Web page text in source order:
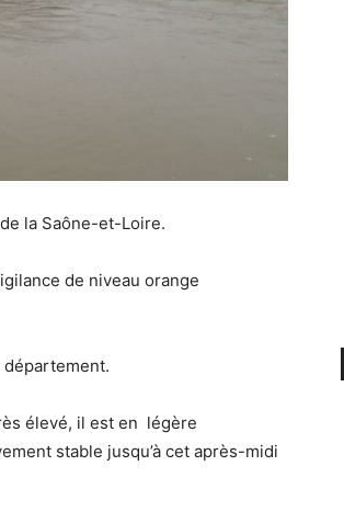
la Saône-et-Loire.
de niveau orange
département.
élevé, il est en légère
stable jusqu’à cet après-midi